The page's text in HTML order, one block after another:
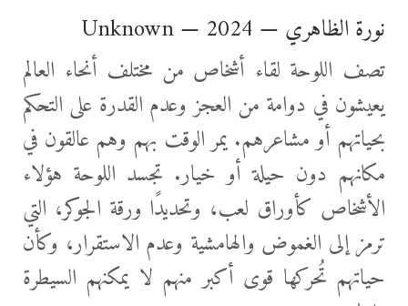
نورة الظاهري — Unknown — 2024
تصف اللوحة لقاء أشخاص من مختلف أنحاء العالم
يعيشون في دوامة من العجز وعدم القدرة على التحكم
بحياتهم أو مشاعرهم. يمر الوقت بهم وهم عالقون في
مكانهم دون حيلة أو خيار. تجسد اللوحة هؤلاء
الأشخاص كأوراق لعب، وتحديدًا ورقة الجوكر، التي
ترمز إلى الغموض والهامشية وعدم الاستقرار، وكأن
حياتهم تُحركها قوى أكبر منهم لا يمكنهم السيطرة